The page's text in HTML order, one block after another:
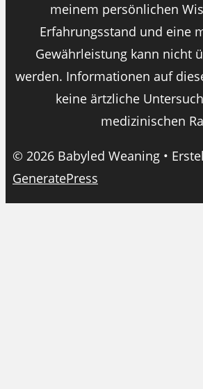
meinem persönlichen
Erfahrungsstand und eine
Gewährleistung kann nicht
werden. Informationen auf
keine ärtzliche
medizinischen
© 2026 Babyled Weaning •
GeneratePress